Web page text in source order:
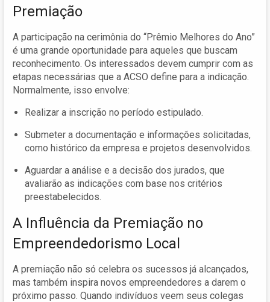
Premiação
A participação na cerimônia do “Prêmio Melhores do Ano”
é uma grande oportunidade para aqueles que buscam
reconhecimento. Os interessados devem cumprir com as
etapas necessárias que a ACSO define para a indicação.
Normalmente, isso envolve:
Realizar a inscrição no período estipulado.
Submeter a documentação e informações solicitadas,
como histórico da empresa e projetos desenvolvidos.
Aguardar a análise e a decisão dos jurados, que
avaliarão as indicações com base nos critérios
preestabelecidos.
A Influência da Premiação no
Empreendedorismo Local
A premiação não só celebra os sucessos já alcançados,
mas também inspira novos empreendedores a darem o
próximo passo. Quando indivíduos veem seus colegas